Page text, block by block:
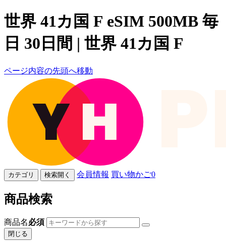
世界 41カ国 F eSIM 500MB 毎
日 30日間 | 世界 41カ国 F
ページ内容の先頭へ移動
カテゴリ 検索開く 会員情報 買い物かご0
商品検索
商品名必須
閉じる